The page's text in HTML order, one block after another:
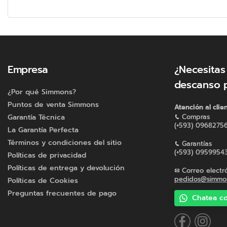
Empresa
¿Por qué Simmons?
Puntos de venta Simmons
Garantía Técnica
La Garantía Perfecta
Términos y condiciones del sitio
Políticas de privacidad
Políticas de entrega y devolución
Políticas de Cookies
Preguntas frecuentes de pago
descanso
Atención al
Compras
(+593)
Garantías
(+593)
Correo
Chatea